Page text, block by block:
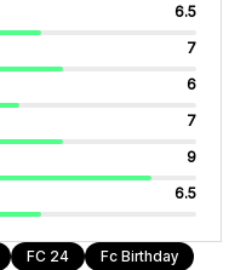
6.5
7
6
7
9
6.5
FC 24
Fc Birthday